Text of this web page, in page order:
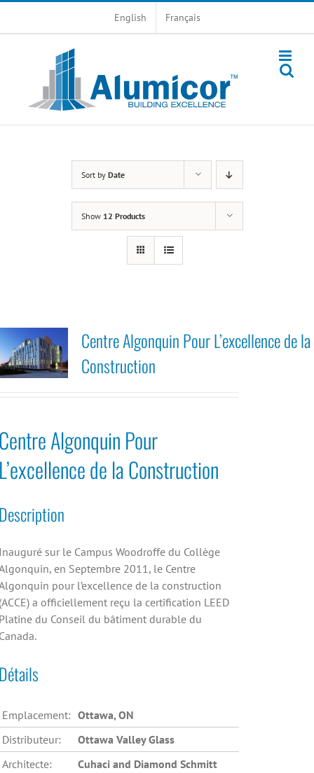
English Français
Sort by Date
Show 12 Products
Centre Algonquin Pour L’excellence de la
Construction
Algonquin Pour
de la Construction
sur le Campus Woodroffe du Collège
en Septembre 2011, le Centre
pour l’excellence de la construction
a officiellement reçu la certification LEED
du Conseil du bâtiment durable du
Emplacement: Ottawa, ON
Distributeur:
Ottawa Valley Glass
Architecte:
Cuhaci and Diamond Schmitt